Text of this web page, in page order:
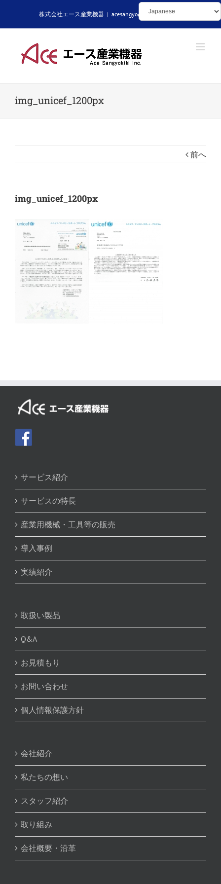
株式会社エース産業機器 | acesangyo@kikaibuhin.com
img_unicef_1200px
前へ
img_unicef_1200px
サービス紹介
サービスの特長
産業用機械・工具等の販売
導入事例
実績紹介
取扱い製品
Q&A
お見積もり
お問い合わせ
個人情報保護方針
会社紹介
私たちの想い
スタッフ紹介
取り組み
会社概要・沿革